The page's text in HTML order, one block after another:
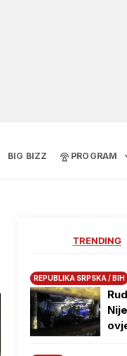
BIG BIZZ PROGRAM
TRENDING
REPUBLIKA SRPSKA / BIH